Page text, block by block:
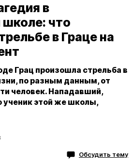
в
школе: что
в Граце на
Грац произошла стрельба в
по разным данным, от
человек. Нападавший,
ученик этой же школы,
Обсудить тему